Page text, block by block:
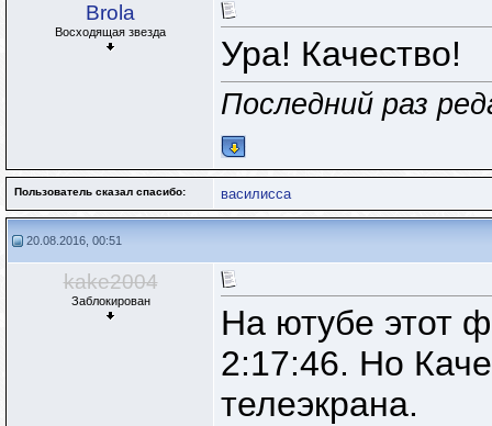
Brola
Восходящая звезда
Ура! Качество!
Последний раз
Пользователь сказал cпасибо: василисса
20.08.2016, 00:51
kake2004
Заблокирован
На ютубе этот
2:17:46. Но
телеэкрана.